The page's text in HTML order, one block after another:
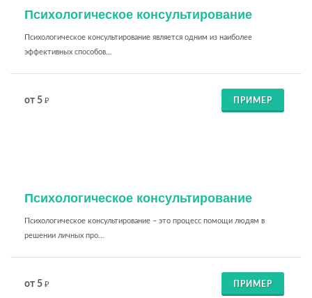
Психологическое консультирование
Психологическое консультирование является одним из наиболее
эффективных способов...
от 5 ₽ ПРИМЕР
Психологическое консультирование
Психологическое консультирование – это процесс помощи людям в
решении личных про...
от 5 ₽ ПРИМЕР